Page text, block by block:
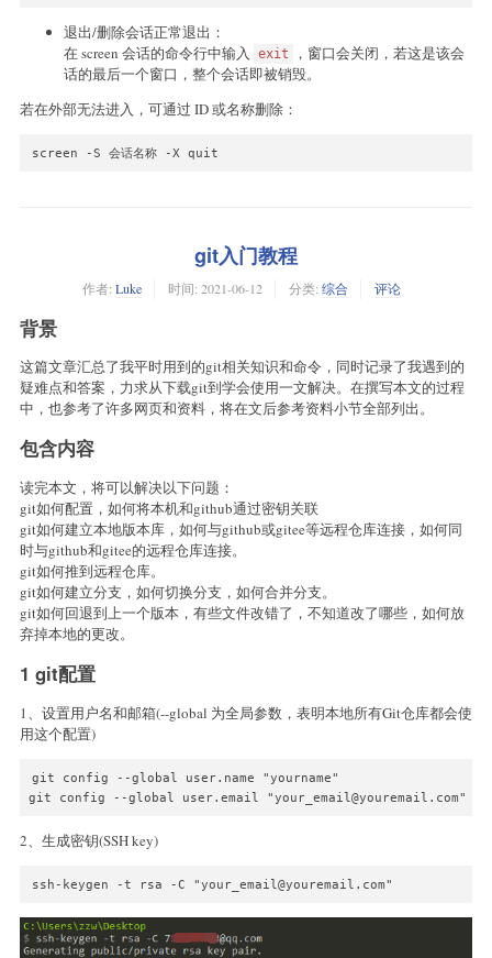
退出/删除会话正常退出：
在 screen 会话的命令行中输入
exit
，窗口会关闭，若这是该会
话的最后一个窗口，整个会话即被销毁。
若在外部无法进入，可通过 ID 或名称删除：
screen -S 会话名称 -X quit
git入门教程
作者: Luke 时间: 2021-06-12 分类: 综合 评论
背景
这篇文章汇总了我平时用到的git相关知识和命令，同时记录了我遇到的
疑难点和答案，力求从下载git到学会使用一文解决。在撰写本文的过程
中，也参考了许多网页和资料，将在文后参考资料小节全部列出。
包含内容
读完本文，将可以解决以下问题：
git如何配置，如何将本机和github通过密钥关联
git如何建立本地版本库，如何与github或gitee等远程仓库连接，如何同
时与github和gitee的远程仓库连接。
git如何推到远程仓库。
git如何建立分支，如何切换分支，如何合并分支。
git如何回退到上一个版本，有些文件改错了，不知道改了哪些，如何放
弃掉本地的更改。
1 git配置
1、设置用户名和邮箱(--global 为全局参数，表明本地所有Git仓库都会使
用这个配置)
git config --global user.name "yourname"
git config --global user.email "your_email@youremail.com"
2、生成密钥(SSH key)
ssh-keygen -t rsa -C "your_email@youremail.com"